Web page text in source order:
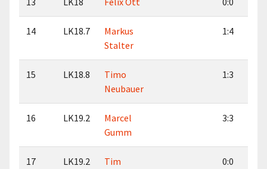
14 LK18.7
Markus
Stalter
1:4
15 LK18.8
Timo
Neubauer
1:3
16 LK19.2
Marcel
Gumm
3:3
17 LK19.2
Tim
0:0